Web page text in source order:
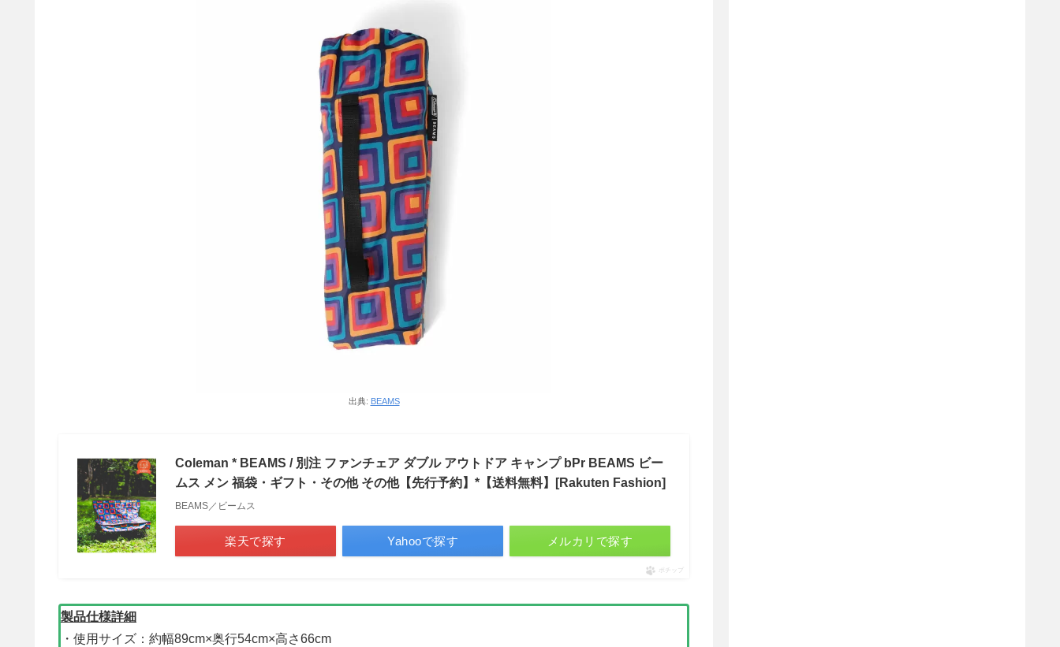
出典: BEAMS
Coleman * BEAMS / 別注 ファンチェア ダブル アウトドア キャンプ bPr BEAMS ビー
ムス メン 福袋・ギフト・その他 その他【先行予約】*【送料無料】[Rakuten Fashion]
BEAMS／ビームス
楽天で探す Yahooで探す メルカリで探す
ポチップ
製品仕様詳細
・使用サイズ：約幅89cm×奥行54cm×高さ66cm